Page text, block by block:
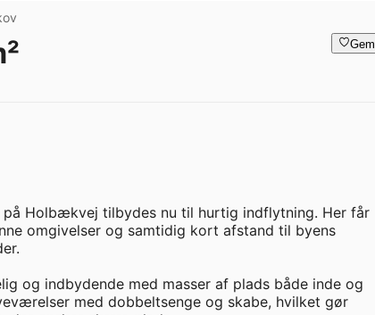
Gem
Holbækvej tilbydes nu til hurtig indflytning. Her får
omgivelser og samtidig kort afstand til byens
og indbydende med masser af plads både inde og
med dobbeltsenge og skabe, hvilket gør